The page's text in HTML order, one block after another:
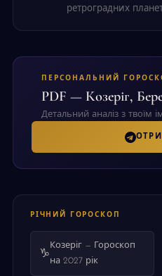
ретроградних
ПЕРСОНАЛЬНИЙ
PDF — Козеріг,
Детальний аналіз з твоїм
РІЧНИЙ ГОРОСКОП
♑
Козеріг — Гороскоп
на 2027 рік